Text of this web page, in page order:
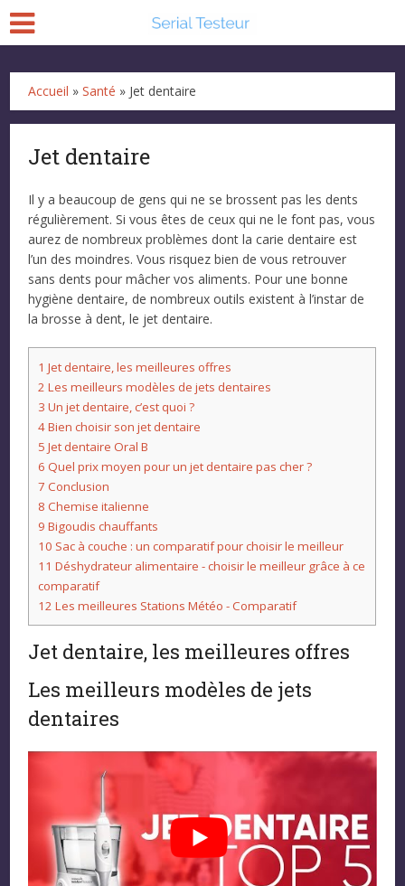
Accueil »Santé » Jet dentaire
Jet dentaire
Il y a beaucoup de gens qui ne se brossent pas les dents
régulièrement. Si vous êtes de ceux qui ne le font pas, vous
aurez de nombreux problèmes dont la carie dentaire est
l’un des moindres. Vous risquez bien de vous retrouver
sans dents pour mâcher vos aliments. Pour une bonne
hygiène dentaire, de nombreux outils existent à l’instar de
la brosse à dent, le jet dentaire.
1 Jet dentaire, les meilleures offres
2 Les meilleurs modèles de jets dentaires
3 Un jet dentaire, c’est quoi ?
4Bien choisir son jet dentaire
5 Jet dentaire Oral B
6 Quel prix moyen pour un jet dentaire pas cher ?
7 Conclusion
8 Chemise italienne
9 Bigoudis chauffants
10 Sac à couche : un comparatif pour choisir le meilleur
11 Déshydrateur alimentaire - choisir le meilleur grâce à ce
comparatif
12 Les meilleures Stations Météo - Comparatif
Jet dentaire, les meilleures offres
Les meilleurs modèles de jets
dentaires